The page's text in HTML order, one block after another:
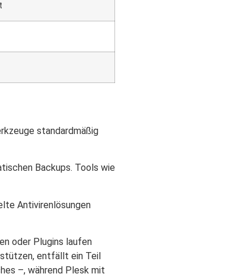
standardmäßig
Backups. Tools wie
Antivirenlösungen
oder Plugins laufen
entfällt ein Teil
–, während Plesk mit